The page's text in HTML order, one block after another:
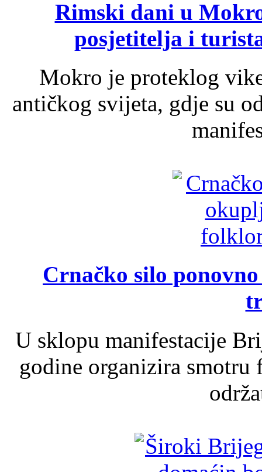
Rimski dani u
posjetitelja i
Mokro je proteklog
antičkog svijeta, gdje su
Crnačko silo
U sklopu manifestacije
godine organizira